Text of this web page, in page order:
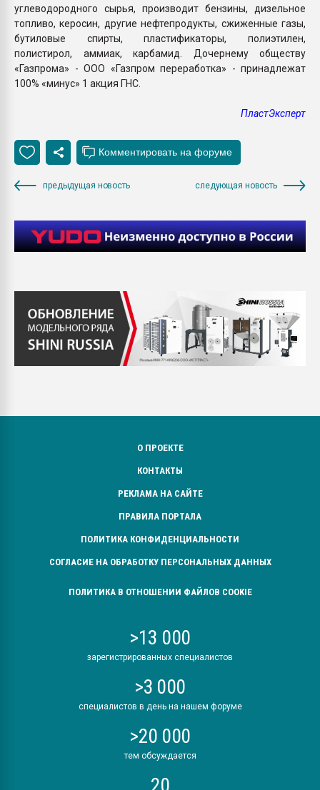
углеводородного сырья, производит бензины, дизельное
топливо, керосин, другие нефтепродукты, сжиженные газы,
бутиловые спирты, пластификаторы, полиэтилен,
полистирол, аммиак, карбамид. Дочернему обществу
«Газпрома» - ООО «Газпром переработка» - принадлежат
100% «минус» 1 акция ГНС.
ПластЭксперт
предыдущая новость следующая новость
О ПРОЕКТЕ
КОНТАКТЫ
РЕКЛАМА НА САЙТЕ
ПРАВИЛА ПОРТАЛА
ПОЛИТИКА КОНФИДЕНЦИАЛЬНОСТИ
СОГЛАСИЕ НА ОБРАБОТКУ ПЕРСОНАЛЬНЫХ ДАННЫХ
ПОЛИТИКА В ОТНОШЕНИИ ФАЙЛОВ COOKIE
>13 000
зарегистрированных специалистов
>3 000
специалистов в день на нашем форуме
>20 000
тем обсуждается
20